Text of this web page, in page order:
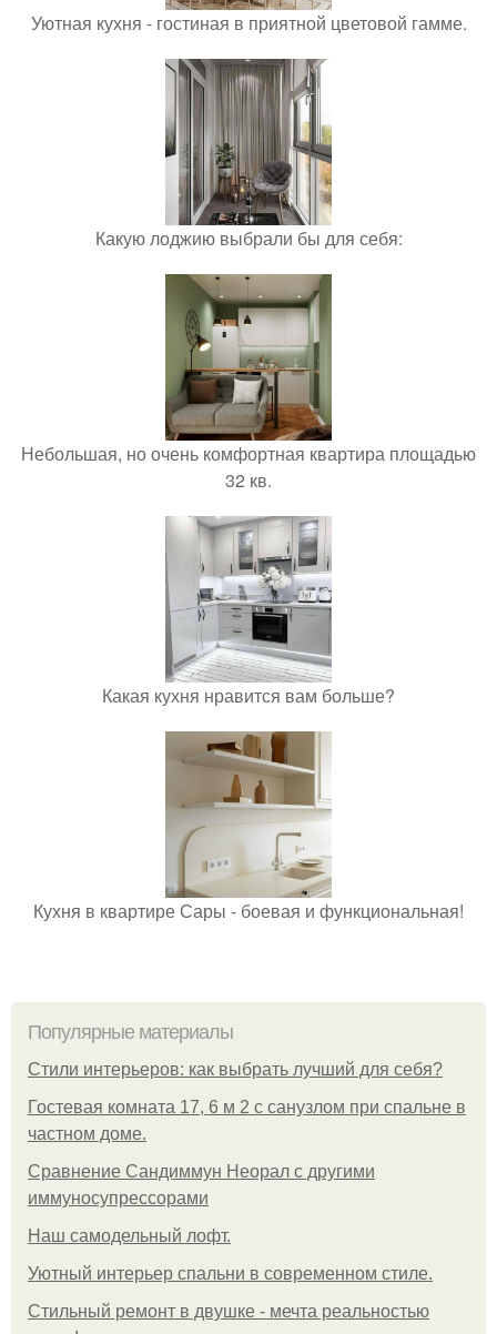
Уютная кухня - гостиная в приятной цветовой гамме.
Какую лоджию выбрали бы для себя:
Небольшая, но очень комфортная квартира площадью
32 кв.
Какая кухня нравится вам больше?
Кухня в квартире Сары - боевая и функциональная!
Популярные материалы
Стили интерьеров: как выбрать лучший для себя?
Гостевая комната 17, 6 м 2 с санузлом при спальне в
частном доме.
Сравнение Сандиммун Неорал с другими
иммуносупрессорами
Наш самодельный лофт.
Уютный интерьер спальни в современном стиле.
Стильный ремонт в двушке - мечта реальностью